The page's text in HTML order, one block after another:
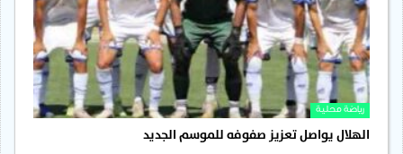
رياضة محلية
الهلال يواصل تعزيز صفوفه للموسم الجديد